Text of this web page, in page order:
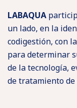
LABAQUA
un lado, en la
codigestión, con
para determinar
de la tecnología,
de tratamiento de